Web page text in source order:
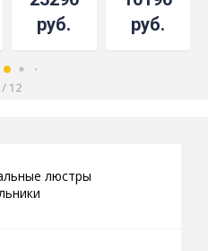
руб.
руб.
/ 12
люстры